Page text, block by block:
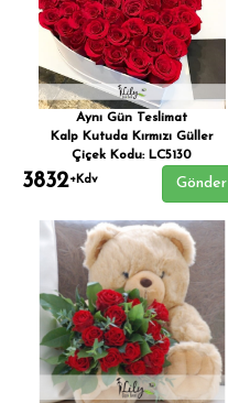
Aynı Gün Teslimat
Kalp Kutuda Kırmızı Güller
Çiçek Kodu: LC5130
3832+Kdv Gönder